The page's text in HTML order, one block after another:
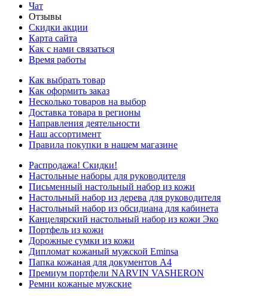
Чат
Отзывы
Скидки акции
Карта сайта
Как с нами связаться
Время работы
Как выбрать товар
Как оформить заказ
Несколько товаров на выбор
Доставка товара в регионы
Направления деятельности
Наш ассортимент
Правила покупки в нашем магазине
Распродажа! Скидки!
Настольные наборы для руководителя
Письменный настольный набор из кожи
Настольный набор из дерева для руководителя
Настольный набор из обсидиана для кабинета
Канцелярский настольный набор из кожи Эко
Портфель из кожи
Дорожные сумки из кожи
Дипломат кожаный мужской Eminsa
Папка кожаная для документов А4
Премиум портфели NARVIN VASHERON
Ремни кожаные мужские